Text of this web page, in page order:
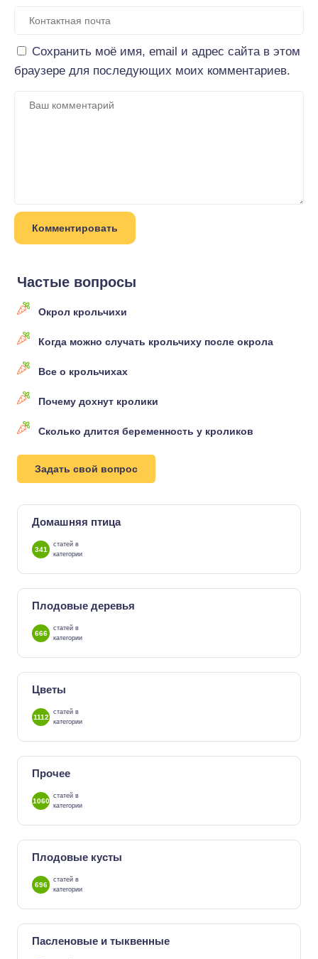
Сохранить моё имя, email и адрес сайта в этом
браузере для последующих моих комментариев.
Частые вопросы
Окрол крольчихи
Когда можно случать крольчиху после окрола
Все о крольчихах
Почему дохнут кролики
Сколько длится беременность у кроликов
Задать свой вопрос
Домашняя птица
341
статей в
категории
Плодовые деревья
666
статей в
категории
Цветы
1112
статей в
категории
Прочее
1060
статей в
категории
Плодовые кусты
696
статей в
категории
Пасленовые и тыквенные